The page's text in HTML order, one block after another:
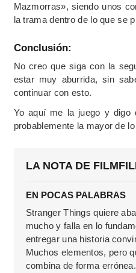
Mazmorras», siendo unos
la trama dentro de lo que se
Conclusión:
No creo que siga con la
estar muy aburrida, sin
continuar con esto.
Yo aquí me la juego y digo
probablemente la mayor de
LA NOTA DE
EN POCAS PALABRAS
Stranger Things quiere
mucho y falla en lo
entregar una historia
Muchos elementos, pero
combina de forma errónea.